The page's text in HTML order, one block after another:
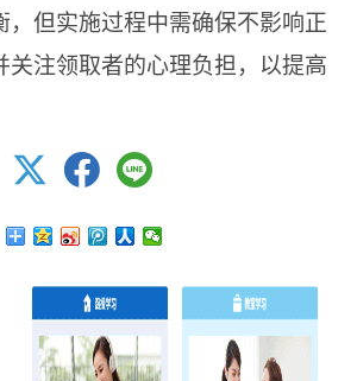
，但实施过程中需确保不影响正
关注领取者的心理负担，以提高